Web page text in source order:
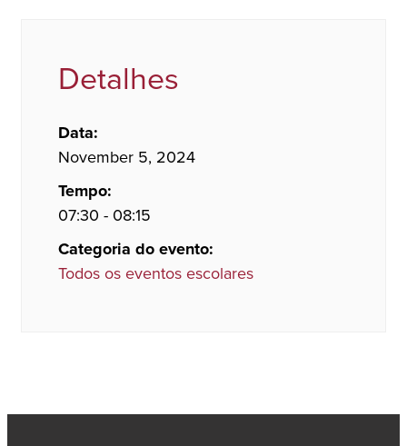
Detalhes
Data:
November 5, 2024
Tempo:
07:30 - 08:15
Categoria do evento:
Todos os eventos escolares